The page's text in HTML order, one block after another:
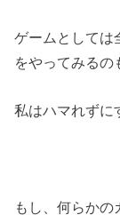
ゲームとしては
をやってみるの
私はハマれずに
もし、何らか